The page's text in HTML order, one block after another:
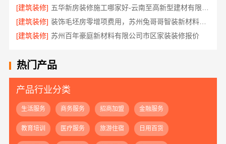
[建筑装修]
[建筑装修]
装饰毛坯房零增项费用，苏州兔哥哥智装新材料有限公司
[建筑装修] 苏州百年豪庭新材料有限公司市区家装装修报价
热门产品
产品行业分类
生活服务 商务服务 招商加盟 金融服务
教育培训 医疗服务 旅游住宿 日用百货